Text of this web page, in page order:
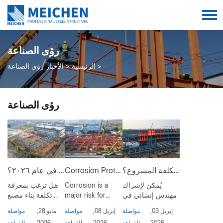
رؤى الصناعة
الرئيسية الأخباررؤى الصناعة
رؤى الصناعة
كم تبلغ تكلفة بناء مصنع هياكل فولاذية في عام ٢٠٢٦؟
هل ترغب بمعرفة
تكلفة بناء مصنع
عام ٢٠٢٦؟ تُفصّل
مواصلة
مايو 28,
Corrosion Protection Strategies for Industrial Steel Structures
Corrosion is a
major risk for
buildings in
مواصلة
إبريل 08,
لماذا يُمكن للدعم الهندسي الإنشائي المبكر توفير ما بين 10% و20% من تكلفة المشروع؟
يُمكن لإشراك
مهندس إنشائي في
توفير ما بين 10%
مواصلة
إبريل 03,